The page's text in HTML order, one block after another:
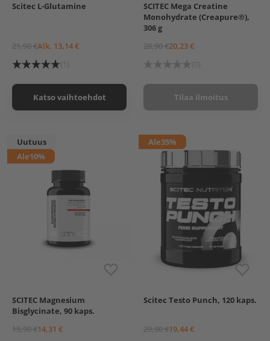
300 g 600 g
Scitec L-Glutamine
21,90 €Alk. 13,14 €
Katso vaihtoehdot
SCITEC Mega Creatine
Monohydrate (Creapure®),
306 g
28,90 €20,23 €
Tilaa ilmoitus
Uutuus
Ale10%
SCITEC Magnesium
Bisglycinate, 90 kaps.
15,90 €14,31 €
Ale35%
Scitec Testo Punch, 120 kaps.
29,90 €19,44 €